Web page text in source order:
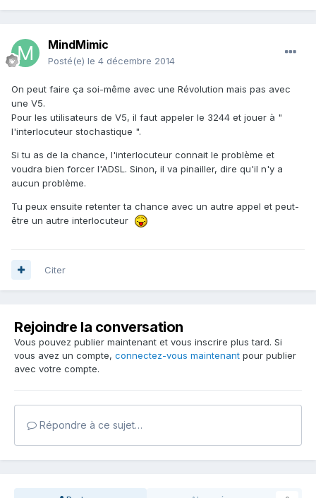
MindMimic
Posté(e) le 4 décembre 2014
On peut faire ça soi-même avec une Révolution mais pas avec
une V5.
Pour les utilisateurs de V5, il faut appeler le 3244 et jouer à "
l'interlocuteur stochastique ".
Si tu as de la chance, l'interlocuteur connait le problème et
voudra bien forcer l'ADSL. Sinon, il va pinailler, dire qu'il n'y a
aucun problème.
Tu peux ensuite retenter ta chance avec un autre appel et peut-
être un autre interlocuteur
Citer
Rejoindre la conversation
Vous pouvez publier maintenant et vous inscrire plus tard. Si
vous avez un compte, connectez-vous maintenant pour publier
avec votre compte.
Répondre à ce sujet…